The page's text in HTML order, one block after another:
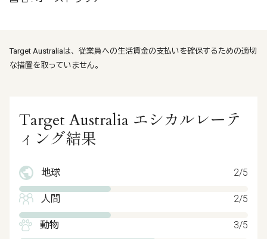
Target Australiaは、従業員への生活賃金の支払いを確保するための適切
な措置を取っていません。
Target Australia エシカルレーテ
ィング結果
地球 2/5
人間 2/5
動物 3/5